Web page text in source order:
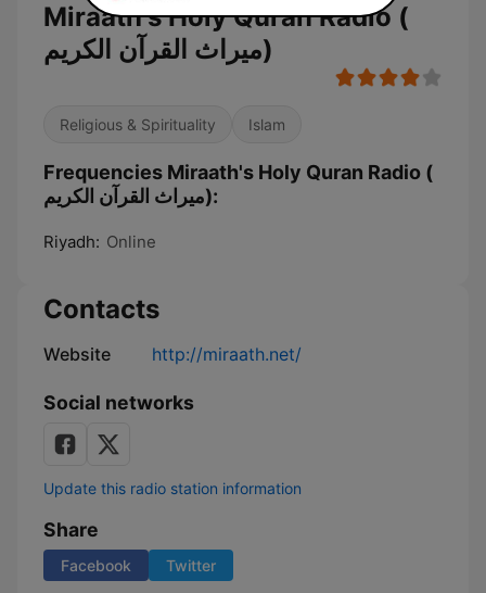
Miraath's Holy Quran Radio (
ميراث القرآن الكريم)
Religious & Spirituality Islam
Frequencies Miraath's Holy Quran Radio (
ميراث القرآن الكريم):
Riyadh: Online
Contacts
Website http://miraath.net/
Social networks
Update this radio station information
Share
Facebook Twitter